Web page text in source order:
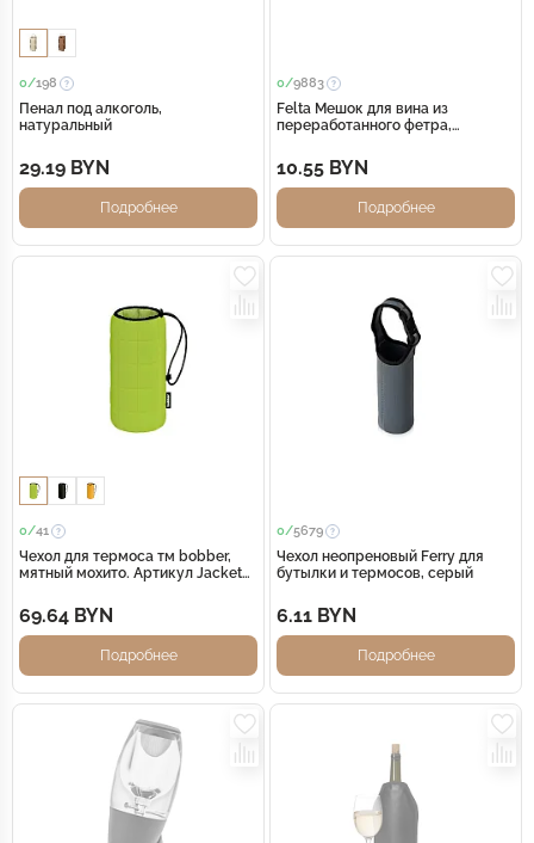
0/198
Пенал под алкоголь,
натуральный
29.19 BYN
Подробнее
0/9883
Felta Мешок для вина из
переработанного фетра,
GRS, емкостью 75 мл - средне-
серый
10.55 BYN
Подробнее
0/41
Чехол для термоса тм bobber,
мятный мохито. Артикул Jacket
69.64 BYN
Подробнее
0/5679
Чехол неопреновый Ferry для
бутылки и термосов, серый
6.11 BYN
Подробнее